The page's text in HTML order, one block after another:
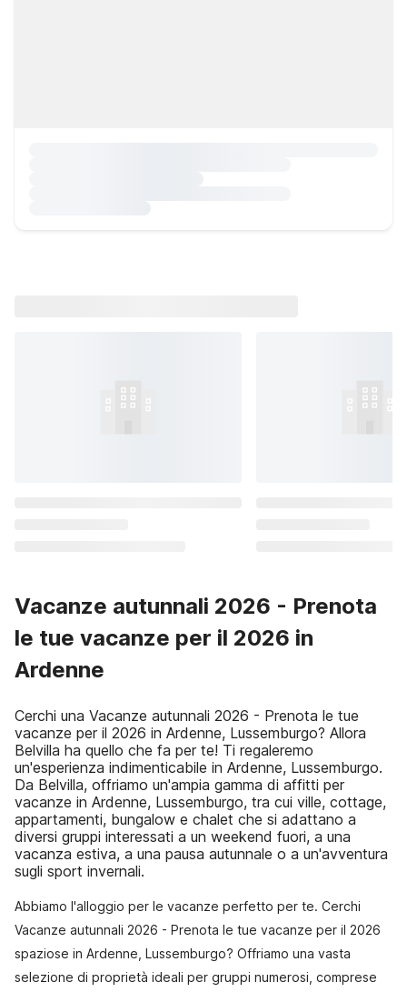
Vacanze autunnali 2026 - Prenota
le tue vacanze per il 2026 in
Ardenne
Cerchi una Vacanze autunnali 2026 - Prenota le tue
vacanze per il 2026 in Ardenne, Lussemburgo? Allora
Belvilla ha quello che fa per te! Ti regaleremo
un'esperienza indimenticabile in Ardenne, Lussemburgo.
Da Belvilla, offriamo un'ampia gamma di affitti per
vacanze in Ardenne, Lussemburgo, tra cui ville, cottage,
appartamenti, bungalow e chalet che si adattano a
diversi gruppi interessati a un weekend fuori, a una
vacanza estiva, a una pausa autunnale o a un'avventura
sugli sport invernali.
Abbiamo l'alloggio per le vacanze perfetto per te. Cerchi
Vacanze autunnali 2026 - Prenota le tue vacanze per il 2026
spaziose in Ardenne, Lussemburgo? Offriamo una vasta
selezione di proprietà ideali per gruppi numerosi, comprese